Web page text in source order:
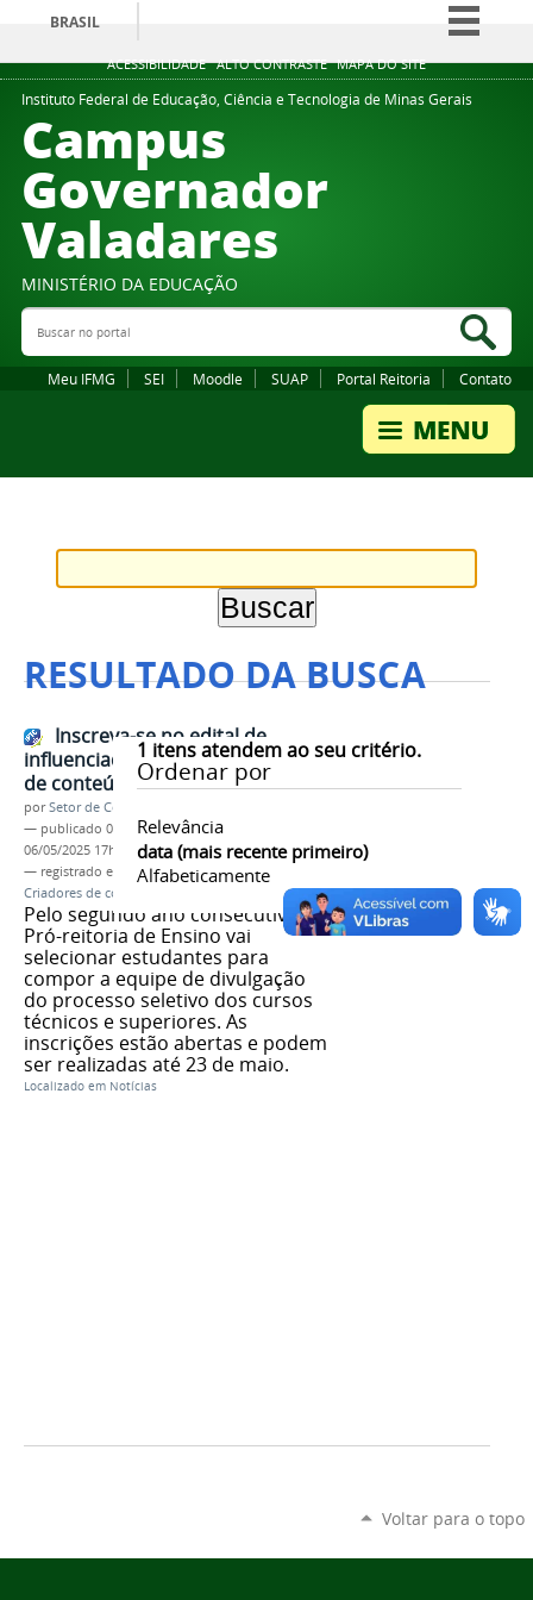
ACESSIBILIDADE ALTO CONTRASTE MAPA DO SITE
BRASIL
Simplifique!
Comunica BR
Instituto Federal de Educação, Ciência e Tecnologia de Minas Gerais
Campus
Governador
Valadares
MINISTÉRIO DA EDUCAÇÃO
Buscar no portal
Meu IFMG SEI Moodle SUAP Portal Reitoria Contato
RESULTADO DA BUSCA
1 itens atendem ao seu critério.
Ordenar por
Relevância
data (mais recente primeiro)
Alfabeticamente
Inscreva-se no edital de
influenciadores e seja um criador
de conteúdo do IFMG
porSetor de Comunicação
— publicado 06/05/2025—última modificação
06/05/2025 17h02
— registrado em:
Proen,Edital de influenciadores
Criadores de conteúdo
Pelo segundo ano consecutivo,
Pró-reitoria de Ensino vai
selecionar estudantes para
compor a equipe de divulgação
do processo seletivo dos cursos
técnicos e superiores. As
inscrições estão abertas e podem
ser realizadas até 23 de maio.
Localizado em Notícias
Voltar para o topo